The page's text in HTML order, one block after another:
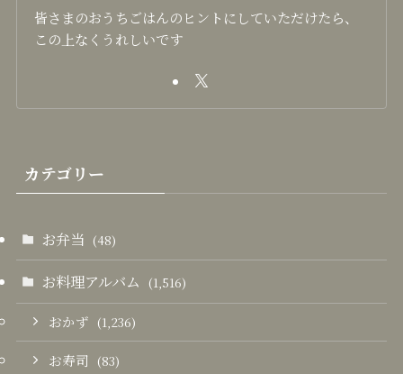
皆さまのおうちごはんのヒントにしていただけたら、
この上なくうれしいです
カテゴリー
お弁当 (48)
お料理アルバム (1,516)
おかず (1,236)
お寿司 (83)